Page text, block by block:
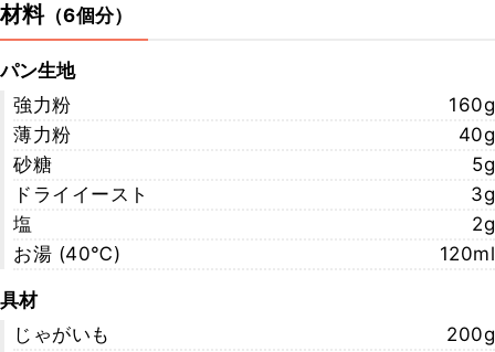
材料（6個分）
パン生地
強力粉
160g
薄力粉
40g
砂糖
5g
ドライイースト
3g
塩
2g
お湯 (40℃)
120ml
具材
じゃがいも
200g